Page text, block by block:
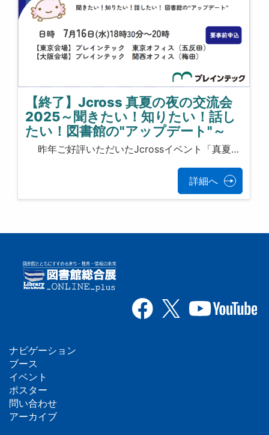
【終了】Jcross 真夏の夜の交流会
2025～聞きたい！知りたい！話し
たい！図書館の"アップデート"～
昨年ご好評いただいたJcrossイベント「真夏…
詳細へ
フ
ッ
タ
ナビゲーション
ブース
イベント
ポスター
問い合わせ
アーカイブ